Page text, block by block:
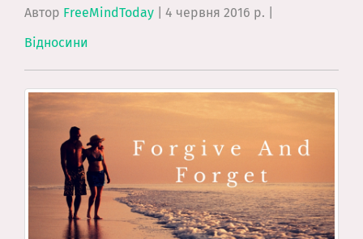
Автор FreeMindToday 4 червня 2016 р.
Відносини